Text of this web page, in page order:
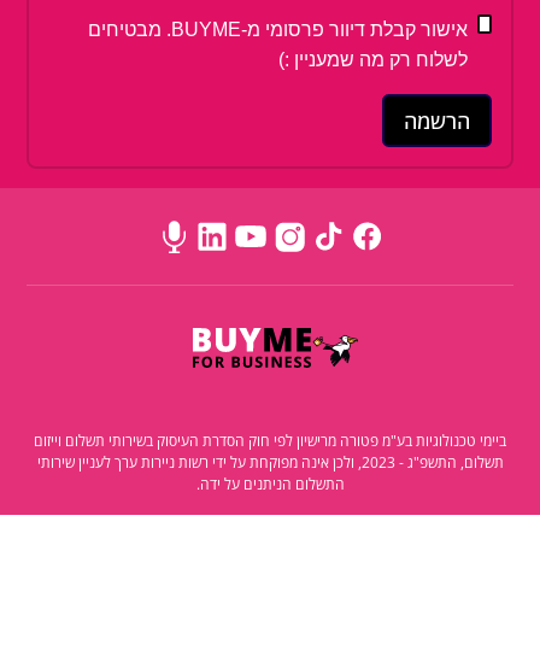
אישור קבלת דיוור פרסומי מ-BUYME. מבטיחים
לשלוח רק מה שמעניין :)
ביימי טכנולוגיות בע"מ פטורה מרישיון לפי חוק הסדרת העיסוק בשירותי תשלום וייזום
תשלום, התשפ"ג - 2023, ולכן אינה מפוקחת על ידי רשות ניירות ערך לעניין שירותי
התשלום הניתנים על ידה.